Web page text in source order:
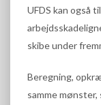
UFDS kan også
skibe under
Beregning,
samme